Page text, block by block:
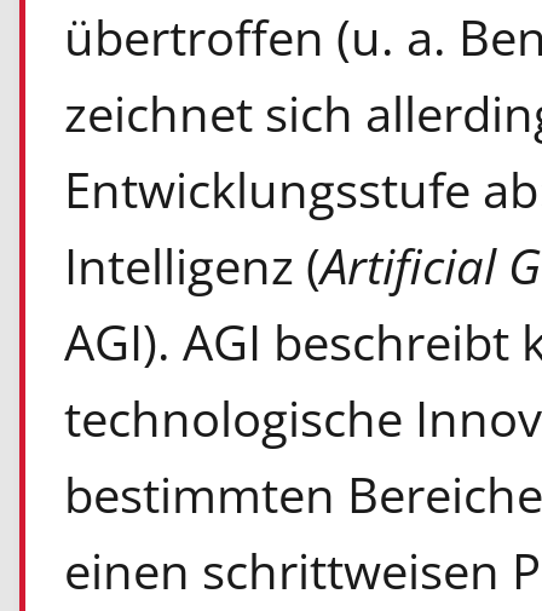
übertroffen (u. a.
zeichnet sich
Entwicklungsstufe
Intelligenz (Artificial
AGI). AGI beschreibt
technologische
bestimmten
einen schrittweisen